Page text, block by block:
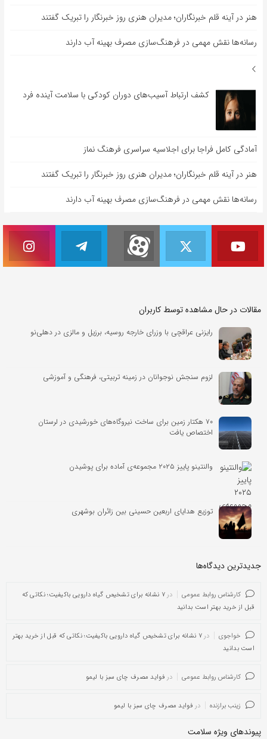
هنر در آینه قلم خبرنگاران؛ مدیران هنری روز خبرنگار را تبریک گفتند
رسانه‌ها نقش مهمی در فرهنگ‌سازی مصرف بهینه آب دارند
کشف ارتباط آسیب‌های دوران کودکی با سلامت آینده فرد
آمادگی کامل فراجا برای اجلاسیه سراسری فرهنگ نماز
هنر در آینه قلم خبرنگاران؛ مدیران هنری روز خبرنگار را تبریک گفتند
رسانه‌ها نقش مهمی در فرهنگ‌سازی مصرف بهینه آب دارند
مقالات در حال مشاهده توسط کاربران
رایزنی عراقچی با وزرای خارجه روسیه، برزیل و مالزی در دهلی‌نو
لزوم سنجش نوجوانان در زمینه تربیتی، فرهنگی و آموزشی
۷۰ هکتار زمین برای ساخت نیروگاه‌های خورشیدی در لرستان
اختصاص یافت
والنتینو پاییز ۲۰۲۵ مجموعه‌ی آماده برای پوشیدن
توزیع هدایای اربعین حسینی بین زائران بوشهری
جدیدترین دیدگاه‌‌ها
کارشناس روابط عمومی در
۷ نشانه برای تشخیص گیاه دارویی باکیفیت؛ نکاتی که
قبل از خرید بهتر است بدانید
خواجوی در
۷ نشانه برای تشخیص گیاه دارویی باکیفیت؛ نکاتی که قبل از خرید بهتر
است بدانید
کارشناس روابط عمومی در فواید مصرف چای سبز با لیمو
زینب برازنده در فواید مصرف چای سبز با لیمو
پیوندهای ویژه سلامت